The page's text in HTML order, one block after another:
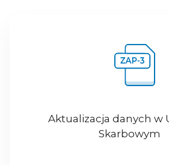
Aktualizacja danych w
Skarbowym